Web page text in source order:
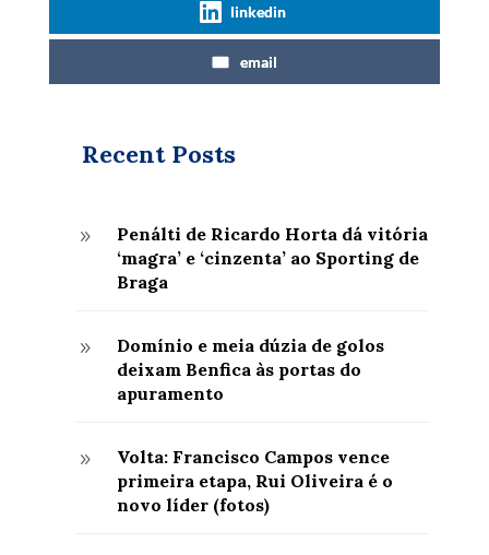
linkedin
email
Recent Posts
9
Penálti de Ricardo Horta dá vitória
‘magra’ e ‘cinzenta’ ao Sporting de
Braga
9
Domínio e meia dúzia de golos
deixam Benfica às portas do
apuramento
9
Volta: Francisco Campos vence
primeira etapa, Rui Oliveira é o
novo líder (fotos)